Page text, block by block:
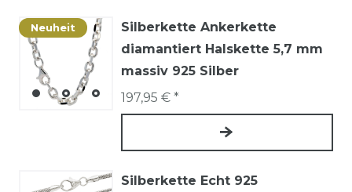
Neuheit
Silberkette Ankerkette
diamantiert Halskette 5,7 mm
massiv 925 Silber
197,95 € *
Silberkette Echt 925